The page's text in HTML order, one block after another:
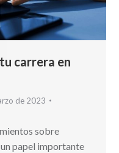
carrera en
de 2023
sobre
papel importante